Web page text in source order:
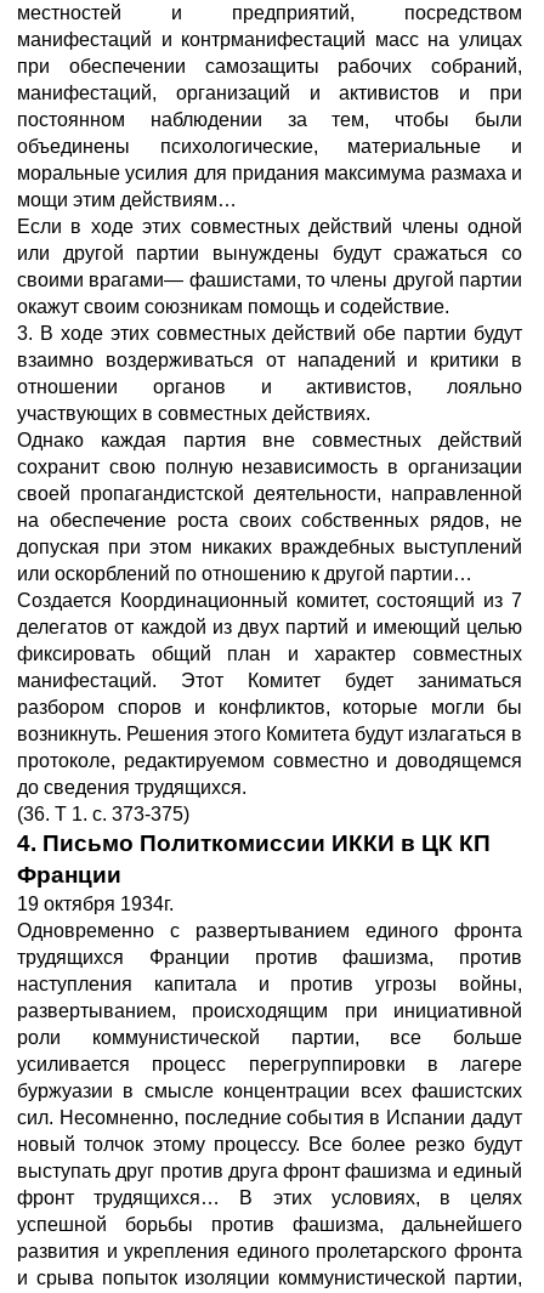
местностей и предприятий, посредством
манифестаций и контрманифестаций масс на улицах
при обеспечении самозащиты рабочих собраний,
манифестаций, организаций и активистов и при
постоянном наблюдении за тем, чтобы были
объединены психологические, материальные и
моральные усилия для придания максимума размаха и
мощи этим действиям…
Если в ходе этих совместных действий члены одной
или другой партии вынуждены будут сражаться со
своими врагами— фашистами, то члены другой партии
окажут своим союзникам помощь и содействие.
3. В ходе этих совместных действий обе партии будут
взаимно воздерживаться от нападений и критики в
отношении органов и активистов, лояльно
участвующих в совместных действиях.
Однако каждая партия вне совместных действий
сохранит свою полную независимость в организации
своей пропагандистской деятельности, направленной
на обеспечение роста своих собственных рядов, не
допуская при этом никаких враждебных выступлений
или оскорблений по отношению к другой партии…
Создается Координационный комитет, состоящий из 7
делегатов от каждой из двух партий и имеющий целью
фиксировать общий план и характер совместных
манифестаций. Этот Комитет будет заниматься
разбором споров и конфликтов, которые могли бы
возникнуть. Решения этого Комитета будут излагаться в
протоколе, редактируемом совместно и доводящемся
до сведения трудящихся.
(36. Т 1. с. 373-375)
4. Письмо Политкомиссии ИККИ в ЦК КП
Франции
19 октября 1934г.
Одновременно с развертыванием единого фронта
трудящихся Франции против фашизма, против
наступления капитала и против угрозы войны,
развертыванием, происходящим при инициативной
роли коммунистической партии, все больше
усиливается процесс перегруппировки в лагере
буржуазии в смысле концентрации всех фашистских
сил. Несомненно, последние события в Испании дадут
новый толчок этому процессу. Все более резко будут
выступать друг против друга фронт фашизма и единый
фронт трудящихся… В этих условиях, в целях
успешной борьбы против фашизма, дальнейшего
развития и укрепления единого пролетарского фронта
и срыва попыток изоляции коммунистической партии,